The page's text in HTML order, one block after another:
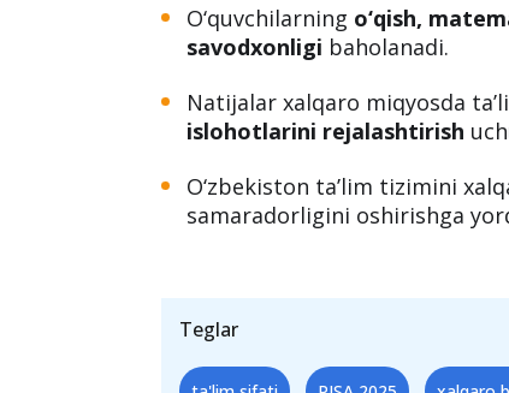
O‘zbekistonning xalqaro ta’lim
xizmat qiladi.
PISA tadqiqotining
O‘quvchilarningo‘qish,
savodxonligibaholanadi.
O‘zbekiston ta’lim tizimini